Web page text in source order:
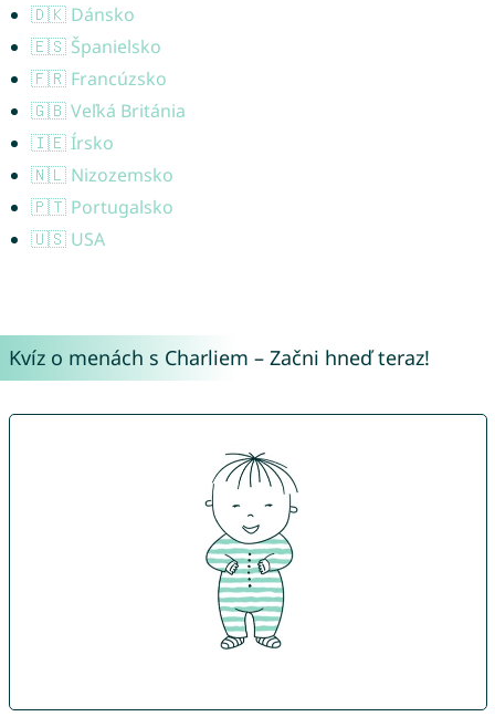
🇩🇰 Dánsko
🇪🇸 Španielsko
🇫🇷 Francúzsko
🇬🇧 Veľká Británia
🇮🇪 Írsko
🇳🇱 Nizozemsko
🇵🇹 Portugalsko
🇺🇸 USA
Kvíz o menách s Charliem – Začni hneď teraz!